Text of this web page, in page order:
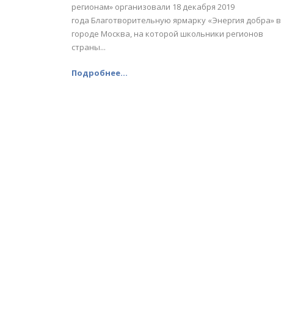
регионам» организовали 18 декабря 2019
года Благотворительную ярмарку «Энергия добра» в
городе Москва, на которой школьники регионов
страны...
Подробнее...